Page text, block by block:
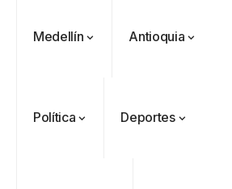
Medellín Antioquia
Política Deportes